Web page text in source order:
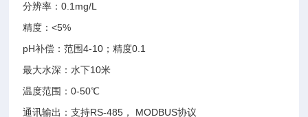
分辨率：0.1mg/L
精度：<5%
pH补偿：范围4-10；精度0.1
最大水深：水下10米
温度范围：0-50℃
通讯输出：支持RS-485， MODBUS协议